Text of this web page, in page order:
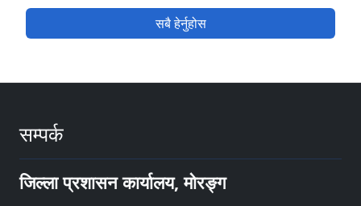
सबै हेर्नुहोस
सम्पर्क
जिल्ला प्रशासन कार्यालय, मोरङ्ग